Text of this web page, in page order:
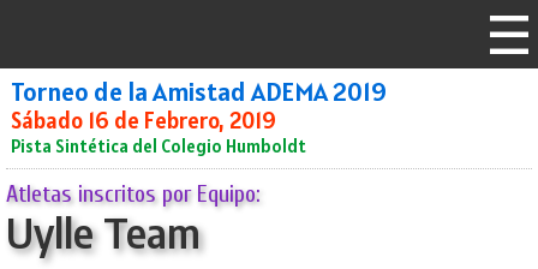
Torneo de la Amistad ADEMA 2019
Sábado 16 de Febrero, 2019
Pista Sintética del Colegio Humboldt
Atletas inscritos por Equipo:
Uylle Team